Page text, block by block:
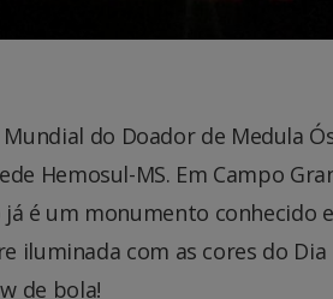
do Doador de Medula
Hemosul-MS. Em Campo
é um monumento conhecido
iluminada com as cores do
de bola!